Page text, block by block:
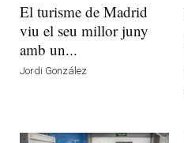
El turisme de Madrid
viu el seu millor juny
amb un...
Jordi González